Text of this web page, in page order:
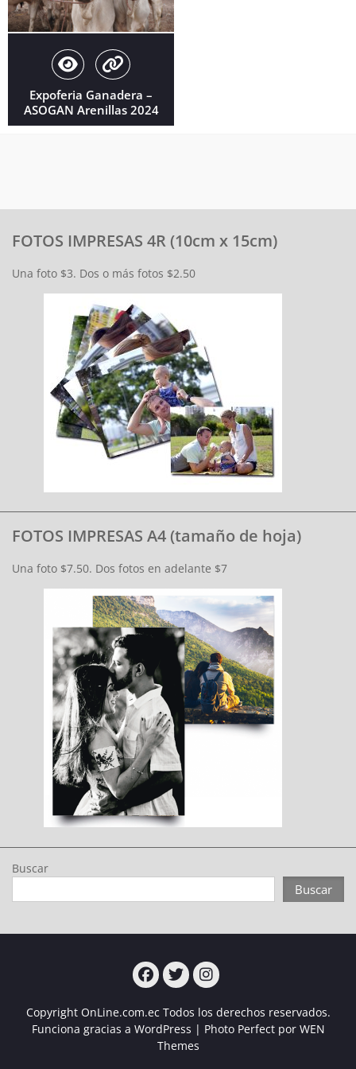
Expoferia Ganadera –
ASOGAN Arenillas 2024
FOTOS IMPRESAS 4R (10cm x 15cm)
Una foto $3. Dos o más fotos $2.50
FOTOS IMPRESAS A4 (tamaño de hoja)
Una foto $7.50. Dos fotos en adelante $7
Buscar
Buscar
Copyright OnLine.com.ec Todos los derechos reservados.
Funciona gracias a WordPress | Photo Perfect por WEN
Themes